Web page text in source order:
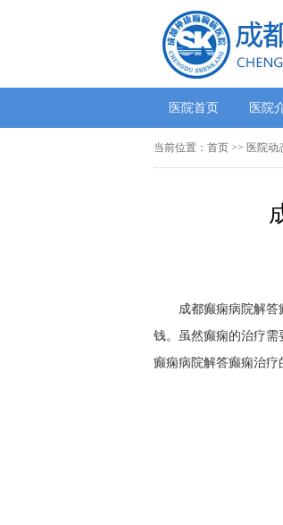
医院首页 医院
当前位置： 首页 >> 医院动
成都癫痫病院解
钱。虽然癫痫的治疗
癫痫病院解答癫痫治疗